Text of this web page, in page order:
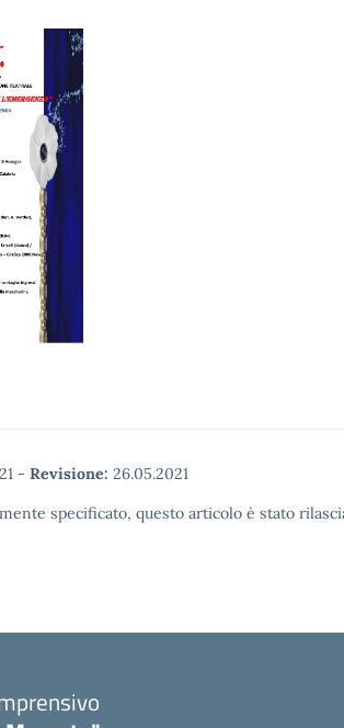
- Revisione: 26.05.2021
specificato, questo articolo è stato